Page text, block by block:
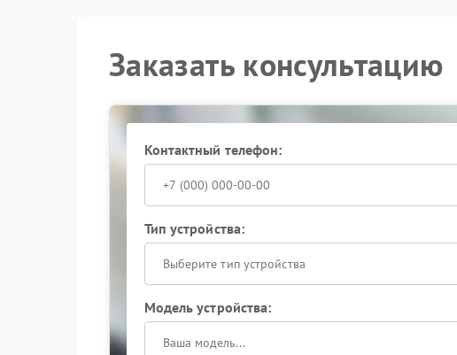
Заказать консультацию
Контактный телефон:
Тип устройства:
Выберите тип устройства
Модель устройства: